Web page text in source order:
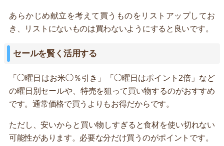
あらかじめ献立を考えて買うものをリストアップしてお
き、リストにないものは買わないようにすると良いです。
セールを賢く活用する
「◯曜日はお米◯％引き」「◯曜日はポイント2倍」など
の曜日別セールや、特売を狙って買い物するのがおすすめ
です。通常価格で買うよりもお得だからです。
ただし、安いからと買い物しすぎると食材を使い切れない
可能性があります。必要な分だけ買うのがポイントです。